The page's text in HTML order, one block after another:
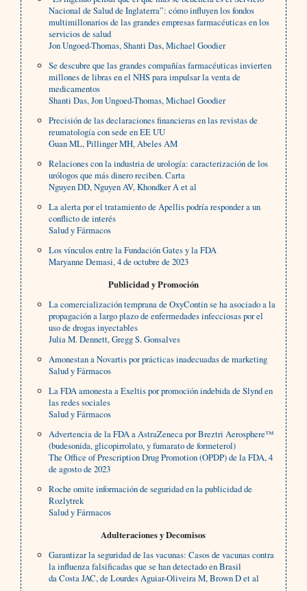
Nacional de Salud de Inglaterra”: cómo influyen los fondos
multimillonarios de las grandes empresas farmacéuticas en los
servicios de salud
Jon Ungoed-Thomas, Shanti Das, Michael Goodier
Se descubre que las grandes compañías farmacéuticas invierten
millones de libras en el NHS para impulsar la venta de
medicamentos
Shanti Das, Jon Ungoed-Thomas, Michael Goodier
Precisión de las declaraciones financieras en las revistas de
reumatología con sede en EE UU
Guan ML, Pillinger MH, Abeles AM
Relaciones con la industria de urología: caracterización de los
urólogos que más dinero reciben. Carta
Nguyen DD, Nguyen AV, Khondker A et al
La alerta por el tratamiento de Apellis podría responder a un
conflicto de interés
Salud y Fármacos
Los vínculos entre la Fundación Gates y la FDA
Maryanne Demasi, 4 de octubre de 2023
Publicidad y Promoción
La comercialización temprana de OxyContin se ha asociado a la
propagación a largo plazo de enfermedades infecciosas por el
uso de drogas inyectables
Julia M. Dennett, Gregg S. Gonsalves
Amonestan a Novartis por prácticas inadecuadas de marketing
Salud y Fármacos
La FDA amonesta a Exeltis por promoción indebida de Slynd en
las redes sociales
Salud y Fármacos
Advertencia de la FDA a AstraZeneca por Breztri Aerosphere™
(budesonida, glicopirrolato, y fumarato de formeterol)
The Office of Prescription Drug Promotion (OPDP) de la FDA, 4
de agosto de 2023
Roche omite información de seguridad en la publicidad de
Rozlytrek
Salud y Fármacos
Adulteraciones y Decomisos
Garantizar la seguridad de las vacunas: Casos de vacunas contra
la influenza falsificadas que se han detectado en Brasil
da Costa JAC, de Lourdes Aguiar-Oliveira M, Brown D et al